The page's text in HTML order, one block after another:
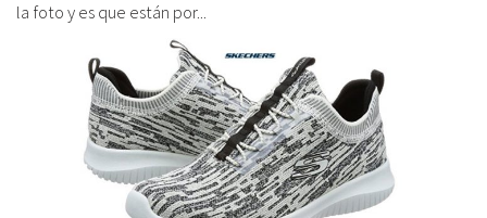
la foto y es que están por...